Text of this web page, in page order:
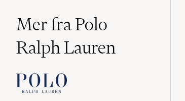
Mer fra Polo
Ralph Lauren